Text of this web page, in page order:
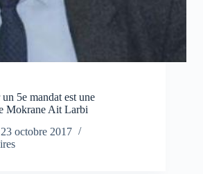
5e mandat est une
Mokrane Ait Larbi
23 octobre 2017